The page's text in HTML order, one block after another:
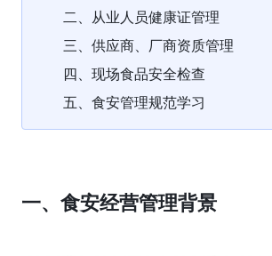
二、从业人员健康证管理
三、供应商、厂商资质管理
四、现场食品安全检查
五、食安管理规范学习
一、食安经营管理背景